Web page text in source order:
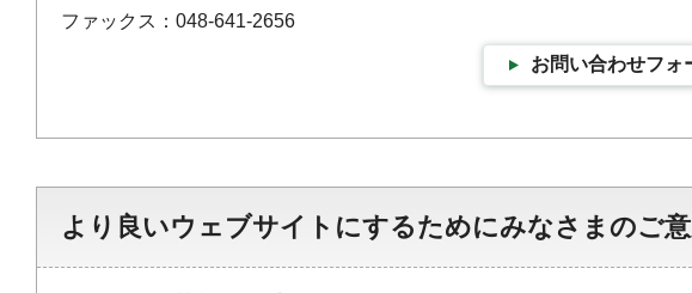
ファックス：048-641-2656
お問い合わせフォ
より良いウェブサイトにするためにみなさまのご